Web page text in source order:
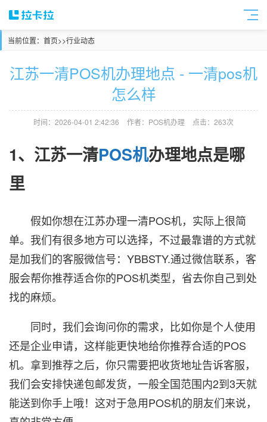
当前位置： 首页>>行业动态
江苏一清POS机办理地点 - 一清pos机
怎么样
时间：2026-04-01 2:42:36 作者：POS机办理 点击：263次
1、江苏一清POS机办理地点是哪
里
假如你想在江苏办理一清POS机，实际上很简
单。我们有很多地方可以选择，不过最靠谱的方式就
是加我们的客服微信号：YBBSTY.通过微信联系，客
服会帮你推荐适合你的POS机类型，省去你自己到处
找的麻烦。
同时，我们会询问你的需求，比如你是个人使用
还是企业申请，这样能更快地给你推荐合适的POS
机。拿到推荐之后，你只需要把收货地址告诉客服，
我们会安排快递包邮发货，一般全国范围内2到3天就
能送到你手上哦！这对于急用POS机的朋友们来说，